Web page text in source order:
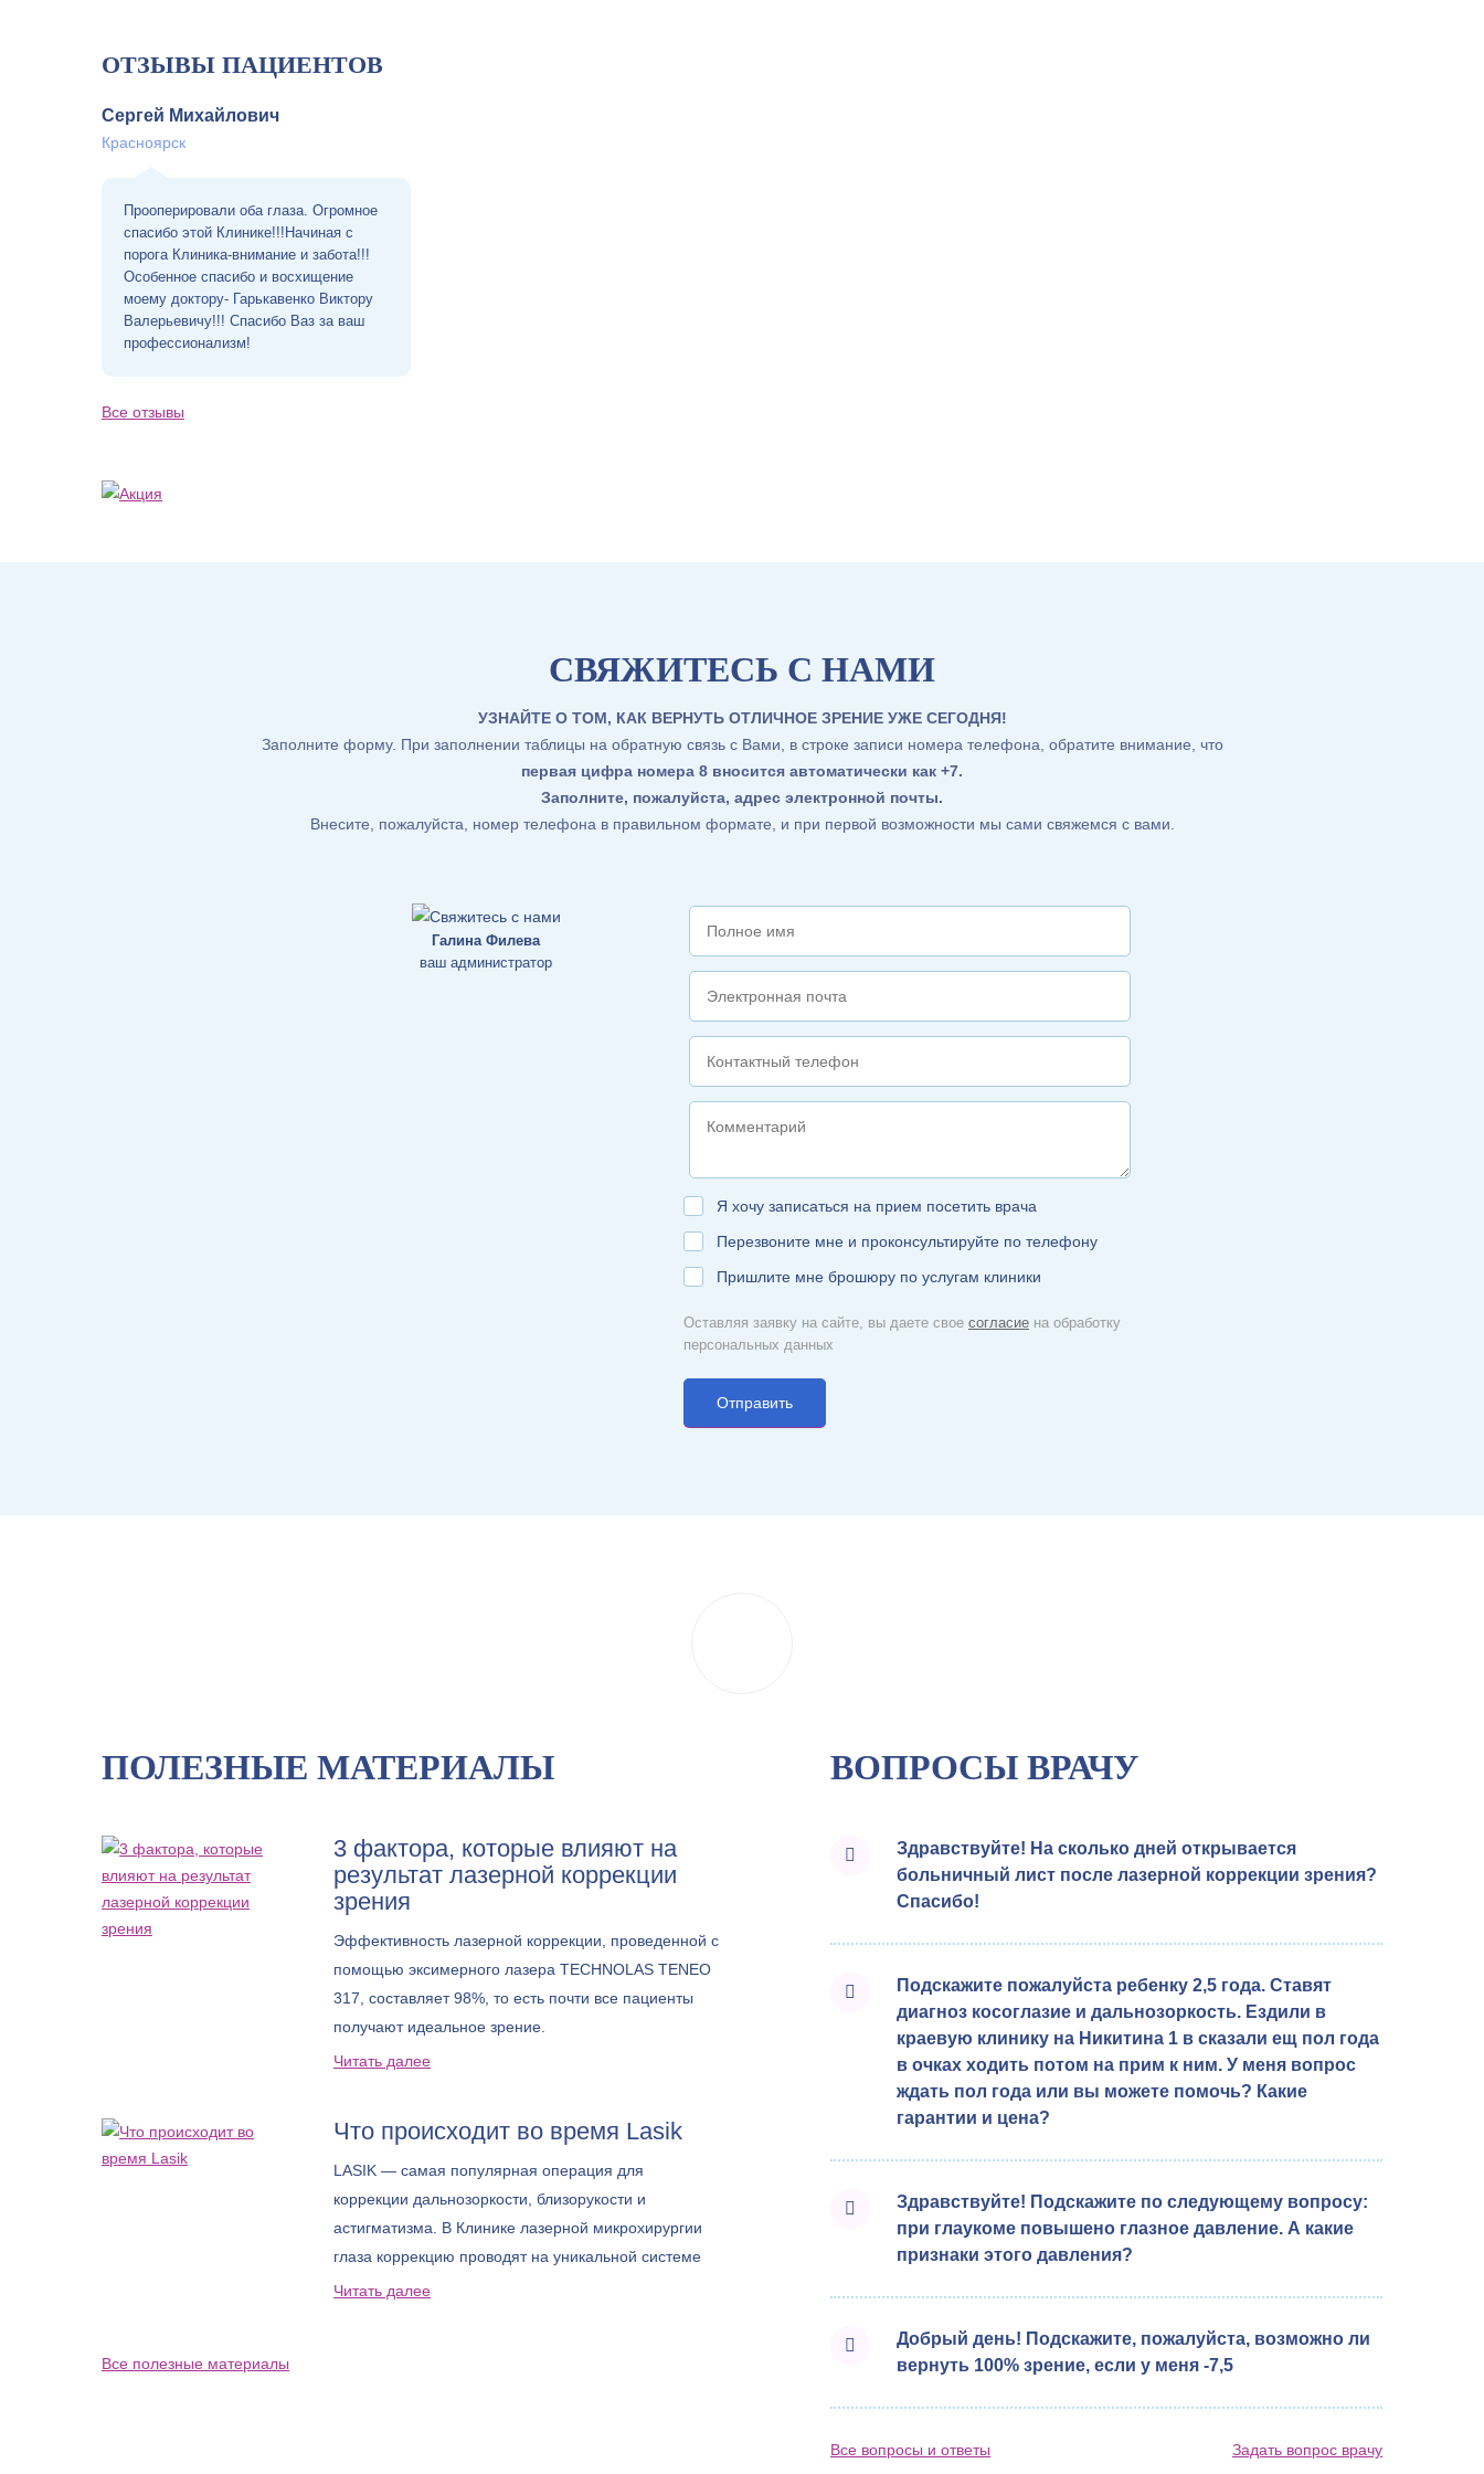
ОТЗЫВЫ ПАЦИЕНТОВ
Сергей Михайлович
Красноярск
Прооперировали оба глаза. Огромное
спасибо этой Клинике!!!Начиная с
порога Клиника-внимание и забота!!!
Особенное спасибо и восхищение
моему доктору- Гарькавенко Виктору
Валерьевичу!!! Спасибо Ваз за ваш
профессионализм!
Все отзывы
СВЯЖИТЕСЬ С НАМИ
УЗНАЙТЕ О ТОМ, КАК ВЕРНУТЬ ОТЛИЧНОЕ ЗРЕНИЕ УЖЕ СЕГОДНЯ!
Заполните форму. При заполнении таблицы на обратную связь с Вами, в строке записи номера телефона, обратите внимание, что
первая цифра номера 8 вносится автоматически как +7.
Заполните, пожалуйста, адрес электронной почты.
Внесите, пожалуйста, номер телефона в правильном формате, и при первой возможности мы сами свяжемся с вами.
Галина Филева
ваш администратор
Я хочу записаться на прием посетить врача
Перезвоните мне и проконсультируйте по телефону
Пришлите мне брошюру по услугам клиники
Оставляя заявку на сайте, вы даете свое согласие на обработку
персональных данных
ПОЛЕЗНЫЕ МАТЕРИАЛЫ
3 фактора, которые влияют на
результат лазерной коррекции
зрения
Эффективность лазерной коррекции, проведенной с
помощью эксимерного лазера TECHNOLAS TENEO
317, составляет 98%, то есть почти все пациенты
получают идеальное зрение.
Читать далее
Что происходит во время Lasik
LASIK — самая популярная операция для
коррекции дальнозоркости, близорукости и
астигматизма. В Клинике лазерной микрохирургии
глаза коррекцию проводят на уникальной системе
TECHNOLAS TENEO 317, которая дает еще более
Читать далее
Все полезные материалы
ВОПРОСЫ ВРАЧУ
Здравствуйте! На сколько дней открывается
больничный лист после лазерной коррекции зрения?
Спасибо!
Подскажите пожалуйста ребенку 2,5 года. Ставят
диагноз косоглазие и дальнозоркость. Ездили в
краевую клинику на Никитина 1 в сказали ещ пол года
в очках ходить потом на прим к ним. У меня вопрос
ждать пол года или вы можете помочь? Какие
гарантии и цена?
Здравствуйте! Подскажите по следующему вопросу:
при глаукоме повышено глазное давление. А какие
признаки этого давления?
Добрый день! Подскажите, пожалуйста, возможно ли
вернуть 100% зрение, если у меня -7,5
Все вопросы и ответы Задать вопрос врачу